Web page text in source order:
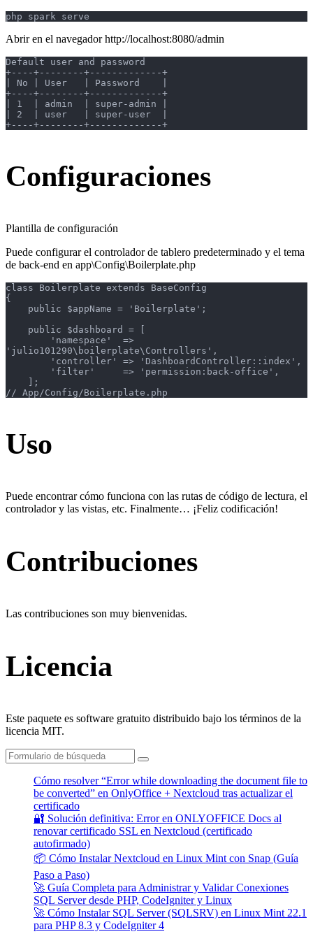
php spark serve
Abrir en el navegador http://localhost:8080/admin
Default user and password
+----+--------+-------------+
| No | User   | Password    |
+----+--------+-------------+
| 1  | admin  | super-admin |
| 2  | user   | super-user  |
+----+--------+-------------+
Configuraciones
Plantilla de configuración
Puede configurar el controlador de tablero predeterminado y el tema
de back-end en app\Config\Boilerplate.php
class Boilerplate extends BaseConfig
{
'julio101290\boilerplate\Controllers',
// App/Config/Boilerplate.php
Uso
Puede encontrar cómo funciona con las rutas de código de lectura, el
controlador y las vistas, etc. Finalmente… ¡Feliz codificación!
Contribuciones
Las contribuciones son muy bienvenidas.
Licencia
Este paquete es software gratuito distribuido bajo los términos de la
licencia MIT.
Buscar
Cómo resolver “Error while downloading the document file to
be converted” en OnlyOffice + Nextcloud tras actualizar el
certificado
🔐 Solución definitiva: Error en ONLYOFFICE Docs al
renovar certificado SSL en Nextcloud (certificado
autofirmado)
📦 Cómo Instalar Nextcloud en Linux Mint con Snap (Guía
Paso a Paso)
🚀 Guía Completa para Administrar y Validar Conexiones
SQL Server desde PHP, CodeIgniter y Linux
🚀 Cómo Instalar SQL Server (SQLSRV) en Linux Mint 22.1
para PHP 8.3 y CodeIgniter 4